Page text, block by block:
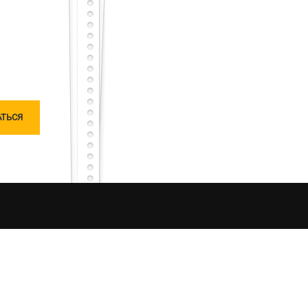
тест с первого раза – будет тебе честь
но не останешься наедине, мы исправим